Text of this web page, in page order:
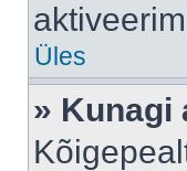
Üles
» Kunagi